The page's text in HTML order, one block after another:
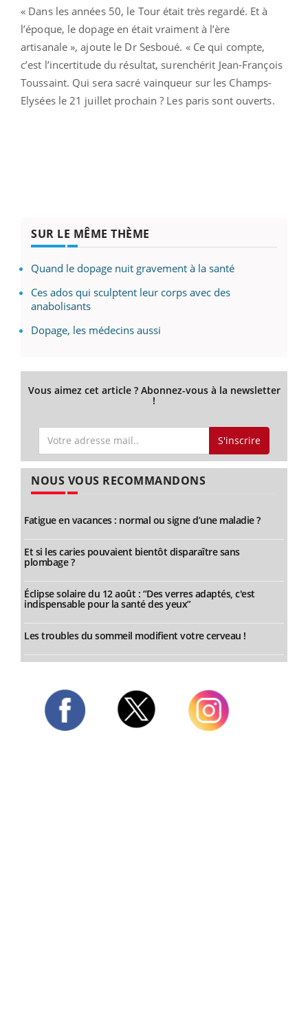
« Dans les années 50, le Tour était très regardé. Et à
l’époque, le dopage en était vraiment à l’ère
artisanale », ajoute le Dr Sesboué. « Ce qui compte,
c’est l’incertitude du résultat, surenchérit Jean-François
Toussaint. Qui sera sacré vainqueur sur les Champs-
Elysées le 21 juillet prochain ? Les paris sont ouverts.
SUR LE MÊME THÈME
Quand le dopage nuit gravement à la santé
Ces ados qui sculptent leur corps avec des
anabolisants
Dopage, les médecins aussi
Vous aimez cet article ? Abonnez-vous à la newsletter
!
S'inscrire
NOUS VOUS RECOMMANDONS
Fatigue en vacances : normal ou signe d’une maladie ?
Et si les caries pouvaient bientôt disparaître sans
plombage ?
Éclipse solaire du 12 août : “Des verres adaptés, c'est
indispensable pour la santé des yeux”
Les troubles du sommeil modifient votre cerveau !